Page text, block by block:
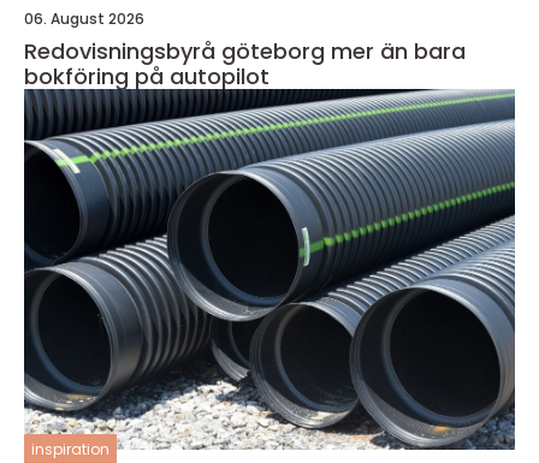
06. August 2026
Redovisningsbyrå göteborg mer än bara
bokföring på autopilot
inspiration